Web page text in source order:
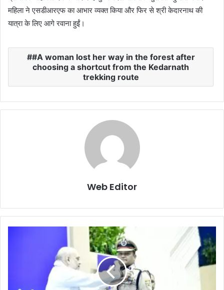
महिला ने एसडीआरएफ का आभार व्यक्त किया और फिर से श्री केदारनाथ की
यात्रा के लिए आगे रवाना हुईं।
#A woman lost her way in the forest after
choosing a shortcut from the Kedarnath
trekking route
Web Editor